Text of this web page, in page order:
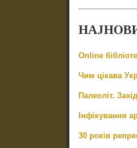
Online
Чим цікава
Палеоліт.
Інфікування
30 років